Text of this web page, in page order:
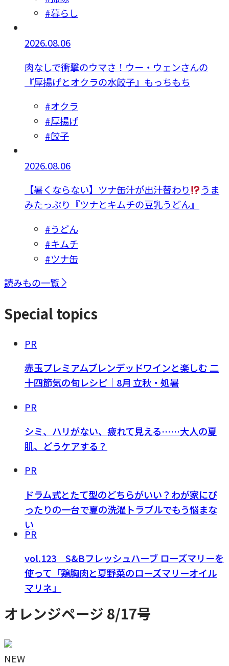
#暮らし
2026.08.06
肉なしで衝撃のウマさ！ウー・ウェンさんの
『厚揚げとオクラの水餃子』もっちもち
#オクラ
#厚揚げ
#餃子
2026.08.06
【暑くならない】ツナ缶汁が出汁替わり
うま
みたっぷり『ツナとキムチの豆乳うどん』
#うどん
#キムチ
#ツナ缶
読みもの一覧
Special topics
PR
赤玉プレミアムブレンデッドワインと楽しむ 二
十四節気の旬レシピ｜8月 立秋・処暑
PR
シミ、ハリがない、疲れて見える……大人の夏
肌、どうケアする？
PR
ドラム式とたて型のどちらがいい？わが家にぴ
ったりの一台で夏の洗濯トラブルでもう悩まな
い
PR
vol.123 S&Bフレッシュハーブ ローズマリーを
使って「鶏胸肉と夏野菜のローズマリーオイル
マリネ」
オレンジページ 8/17号
NEW